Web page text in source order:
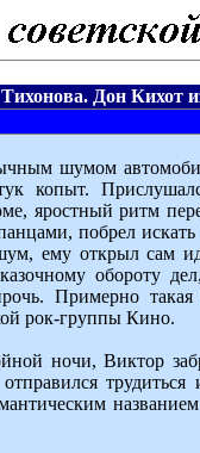
Дон Кихот
шумом
копыт.
яростный ритм
побрел
ему открыл сам
обороту
Примерно
рок-группы Кино.
ночи, Виктор
трудиться